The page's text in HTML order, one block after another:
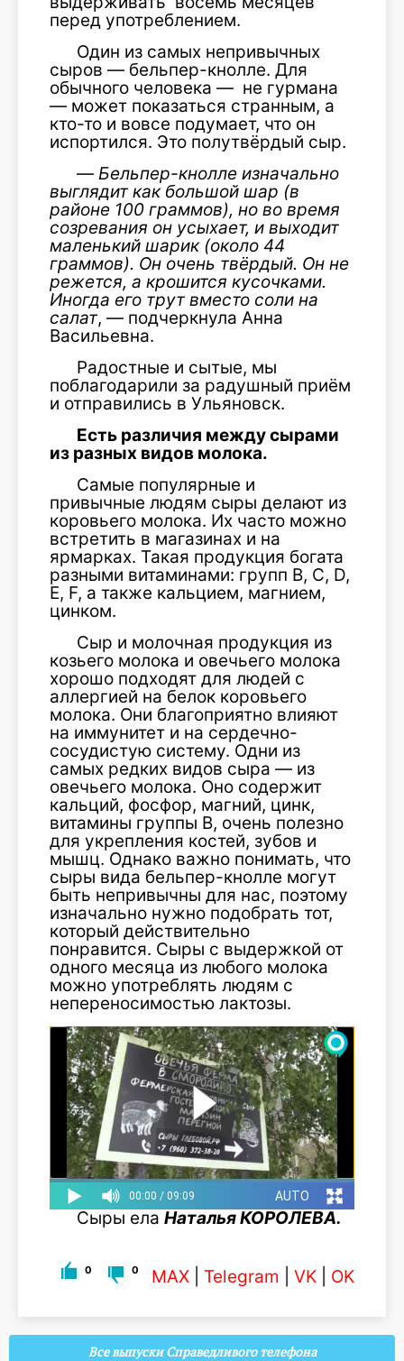
перед употреблением.
Один из самых непривычных
сыров — бельпер-кнолле. Для
обычного человека — не гурмана
— может показаться странным, а
кто-то и вовсе подумает, что он
испортился. Это полутвёрдый сыр.
— Бельпер-кнолле изначально
выглядит как большой шар (в
районе 100 граммов), но во время
созревания он усыхает, и выходит
маленький шарик (около 44
граммов). Он очень твёрдый. Он не
режется, а крошится кусочками.
Иногда его трут вместо соли на
салат, — подчеркнула Анна
Васильевна.
Радостные и сытые, мы
поблагодарили за радушный приём
и отправились в Ульяновск.
Есть различия между сырами
из разных видов молока.
Самые популярные и
привычные людям сыры делают из
коровьего молока. Их часто можно
встретить в магазинах и на
ярмарках. Такая продукция богата
разными витаминами: групп В, С, D,
Е, F, а также кальцием, магнием,
цинком.
Сыр и молочная продукция из
козьего молока и овечьего молока
хорошо подходят для людей с
аллергией на белок коровьего
молока. Они благоприятно влияют
на иммунитет и на сердечно-
сосудистую систему. Одни из
самых редких видов сыра — из
овечьего молока. Оно содержит
кальций, фосфор, магний, цинк,
витамины группы В, очень полезно
для укрепления костей, зубов и
мышц. Однако важно понимать, что
сыры вида бельпер-кнолле могут
быть непривычны для нас, поэтому
изначально нужно подобрать тот,
который действительно
понравится. Сыры с выдержкой от
одного месяца из любого молока
можно употреблять людям с
непереносимостью лактозы.
Сыры ела Наталья КОРОЛЕВА.
0 0 MAX Telegram VK OK
Все выпуски Справедливого телефона